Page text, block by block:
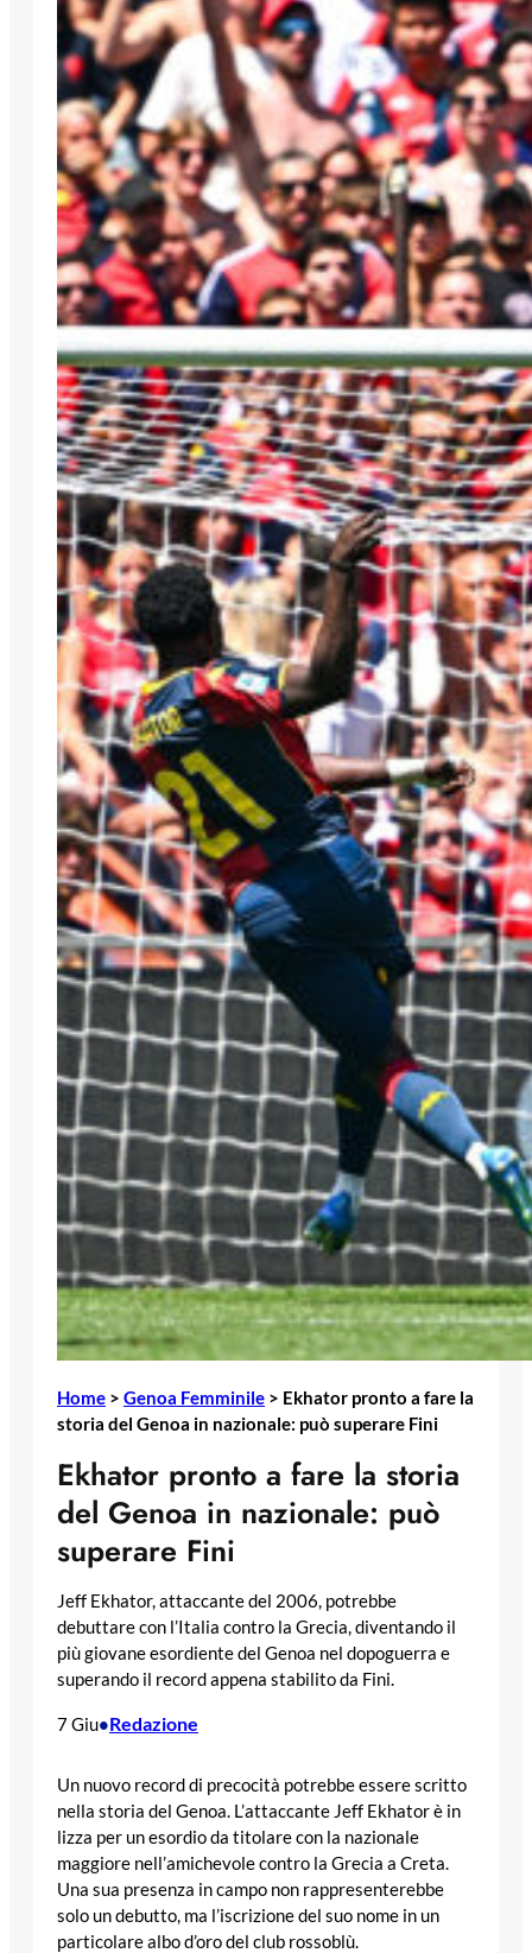
Home > Genoa Femminile > Ekhator pronto a fare la
storia del Genoa in nazionale: può superare Fini
Ekhator pronto a fare la storia
del Genoa in nazionale: può
superare Fini
Jeff Ekhator, attaccante del 2006, potrebbe
debuttare con l’Italia contro la Grecia, diventando il
più giovane esordiente del Genoa nel dopoguerra e
superando il record appena stabilito da Fini.
7 Giu•Redazione
Un nuovo record di precocità potrebbe essere scritto
nella storia del Genoa. L’attaccante Jeff Ekhator è in
lizza per un esordio da titolare con la nazionale
maggiore nell’amichevole contro la Grecia a Creta.
Una sua presenza in campo non rappresenterebbe
solo un debutto, ma l’iscrizione del suo nome in un
particolare albo d’oro del club rossoblù.